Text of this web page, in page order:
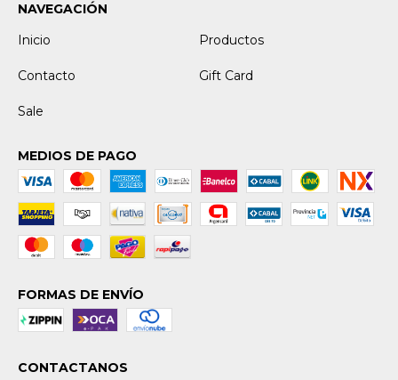
NAVEGACIÓN
Inicio
Productos
Contacto Gift Card
Sale
MEDIOS DE PAGO
FORMAS DE ENVÍO
CONTACTANOS